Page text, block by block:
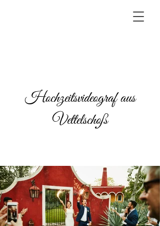
Hochzeitsvideograf aus
Vettelschoß